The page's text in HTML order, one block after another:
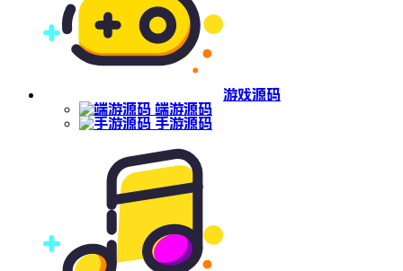
游戏源码
端游源码
手游源码